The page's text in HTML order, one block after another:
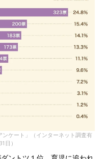
ケート」（インターネット調査有
日）